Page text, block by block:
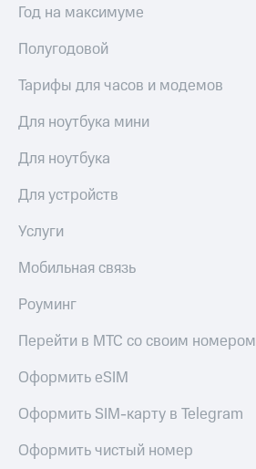
акционера
Акционерный
капитал
и
Рынок
Программа
акций
Описание
Еврооблигации-2023
Уведомление
погашении
облигаций
Год на максимуме
Полугодовой
Тарифы для часов и модемов
Для ноутбука мини
Для ноутбука
Для устройств
Услуги
Мобильная связь
Роуминг
Перейти в МТС со своим номером
Оформить eSIM
Оформить SIM-карту в Telegram
Оформить чистый номер